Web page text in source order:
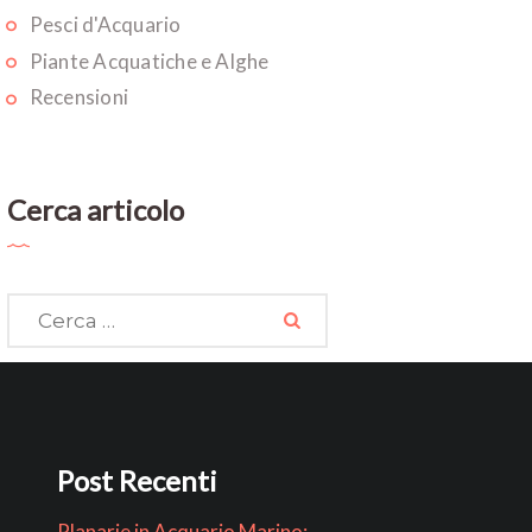
Pesci d'Acquario
Piante Acquatiche e Alghe
Recensioni
Cerca articolo
Ricerca
Post Recenti